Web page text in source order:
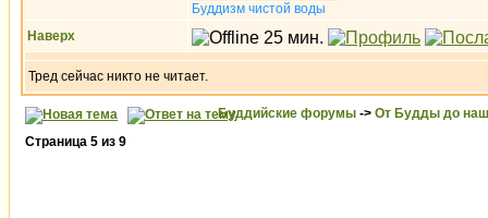
Буддизм чистой воды
Наверх
Тред сейчас никто не читает.
Буддийские форумы -> От Будды до
Страница 5 из 9